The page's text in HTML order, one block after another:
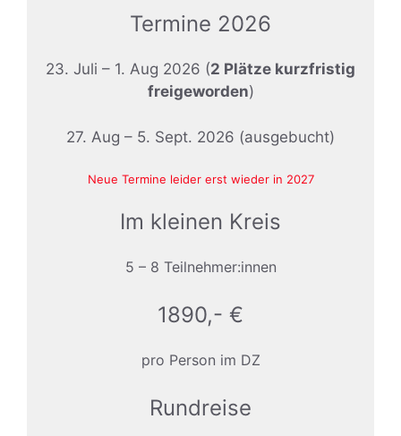
Termine 2026
23. Juli – 1. Aug 2026 (2 Plätze kurzfristig
freigeworden)
27. Aug – 5. Sept. 2026 (ausgebucht)
Neue Termine leider erst wieder in 2027
Im kleinen Kreis
5 – 8 Teilnehmer:innen
1890,- €
pro Person im DZ
Rundreise